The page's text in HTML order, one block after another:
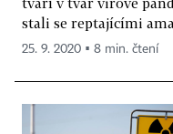
stali se reptajícími
25. 9. 2020 ▪ 8 min. čtení